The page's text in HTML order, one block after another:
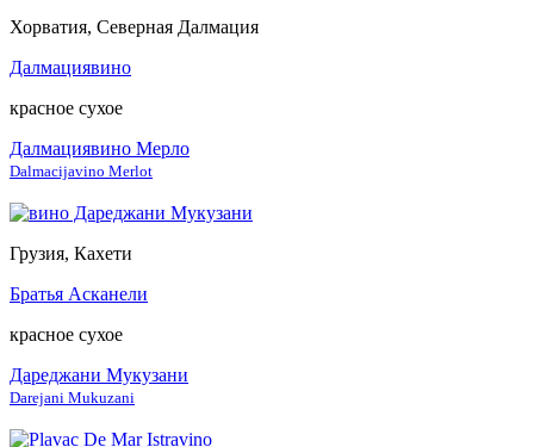
Хорватия, Северная Далмация
Далмациявино
красное сухое
Далмациявино Мерло
Dalmacijavino Merlot
Грузия, Кахети
Братья Асканели
красное сухое
Дареджани Мукузани
Darejani Mukuzani